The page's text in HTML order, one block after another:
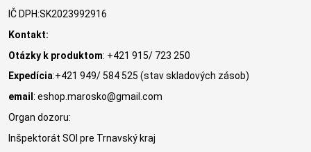
IČ DPH:SK2023992916
Kontakt:
Otázky k produktom: +421 915/ 723 250
Expedícia:+421 949/ 584 525 (stav skladových zásob)
email : eshop.marosko@gmail.com
Organ dozoru:
Inšpektorát SOI pre Trnavský kraj